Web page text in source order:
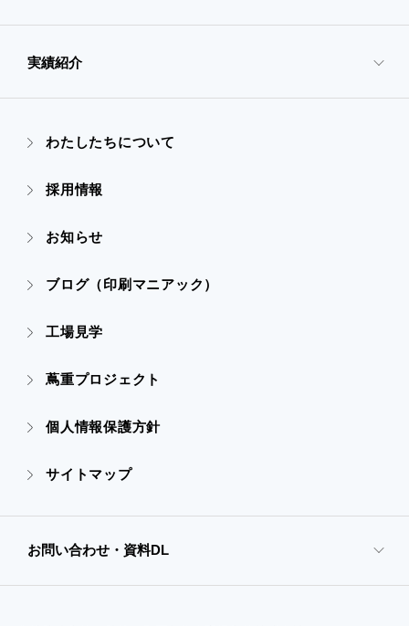
- 映像・動画制作
- デザイン
- 販促グッズ
- 企業情報TOP
- ごあいさつ
- 会社概要
- CSR活動
実績紹介
- 実績紹介TOP
- ぎぞらーず
- デザイン
わたしたちについて
採用情報
お知らせ
ブログ（印刷マニアック）
工場見学
蔦重プロジェクト
個人情報保護方針
サイトマップ
お問い合わせ・資料DL